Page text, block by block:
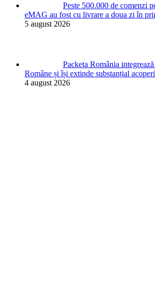
Peste 500.000 de comenzi
eMAG au fost cu livrare a doua zi în
5 august 2026
Packeta România
Române și își extinde substanțial
4 august 2026